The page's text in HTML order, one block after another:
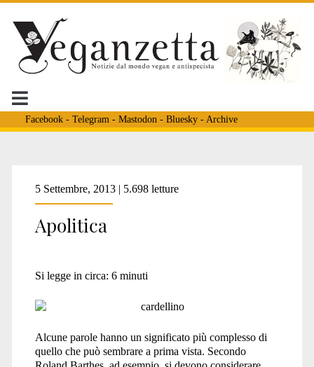
Facebook- Telegram - Mastodon - Bluesky- Archive
5 Settembre, 2013 | 5.698 letture
Apolitica
Si legge in circa: 6 minuti
Alcune parole hanno un significato più complesso di
quello che può sembrare a prima vista. Secondo